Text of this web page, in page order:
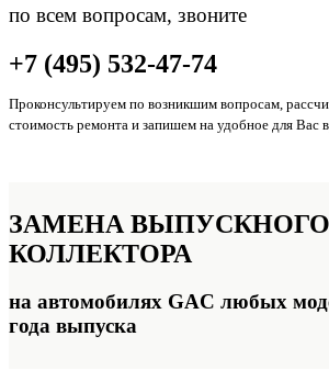
по всем вопросам, звоните
+7 (495) 532-47-74
Проконсультируем по возникшим вопросам,
стоимость ремонта и запишем на удобное для Вас
ЗАМЕНА ВЫПУСКНОГО
КОЛЛЕКТОРА
на автомобилях GAC любых
года выпуска